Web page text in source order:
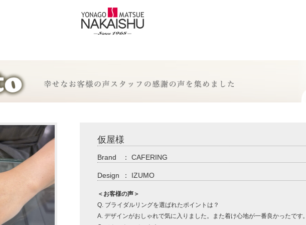
仮屋様
Brand ： CAFERING
Design ： IZUMO
＜お客様の声＞
Q. ブライダルリングを選ばれたポイントは？
A. デザインがおしゃれで気に入りました。また着け心地が一番良かったです。